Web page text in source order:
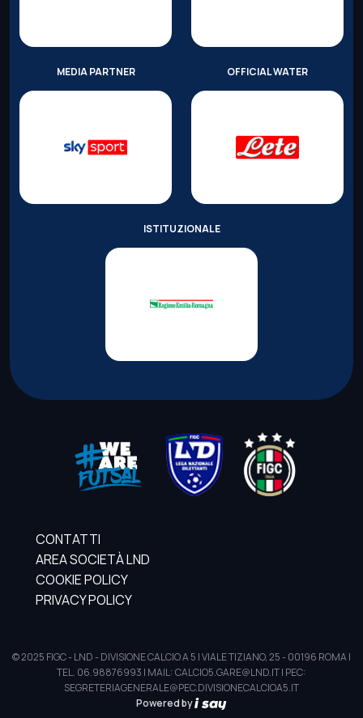
MEDIA PARTNER OFFICIAL WATER
ISTITUZIONALE
CONTATTI
AREA SOCIETÀ LND
COOKIE POLICY
PRIVACY POLICY
© 2025 FIGC - LND - DIVISIONE CALCIO A 5 | VIALE TIZIANO, 25 - 00196 ROMA |
TEL. 06.98876993 | MAIL: CALCIO5.GARE@LND.IT | PEC:
SEGRETERIAGENERALE@PEC.DIVISIONECALCIOA5.IT
Powered by